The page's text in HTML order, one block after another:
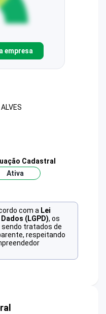
empresa
Cadastral
Ativa
com a Lei
(LGPD), os
tratados de
respeitando